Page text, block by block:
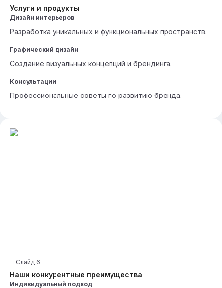
Услуги и продукты
Дизайн интерьеров
Разработка уникальных и функциональных пространств.
Графический дизайн
Создание визуальных концепций и брендинга.
Консультации
Профессиональные советы по развитию бренда.
Наши конкурентные преимущества
Слайд 6
Индивидуальный подход